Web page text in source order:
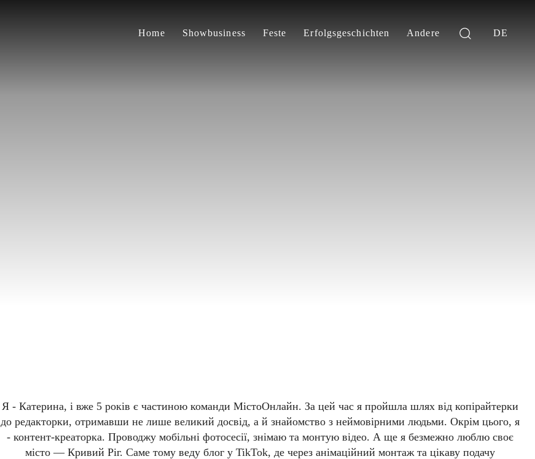
Home Showbusiness Feste Erfolgsgeschichten Andere DE
Я - Катерина, і вже 5 років є частиною команди МістоОнлайн. За цей час я пройшла шлях від копірайтерки
до редакторки, отримавши не лише великий досвід, а й знайомство з неймовірними людьми. Окрім цього, я
- контент-креаторка. Проводжу мобільні фотосесії, знімаю та монтую відео. А ще я безмежно люблю своє
місто — Кривий Ріг. Саме тому веду блог у TikTok, де через анімаційний монтаж та цікаву подачу